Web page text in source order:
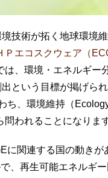
技術が拓く地球環境
Ｐエコスクウェア（
は、環境・エネルギー
という目標が掲げら
ち、環境維持（
われることになります
関連する国の動きが
、再生可能エネルギ